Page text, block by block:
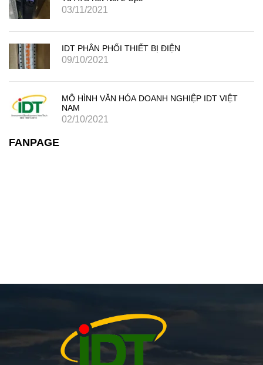
03/11/2021
IDT PHÂN PHỐI THIẾT BỊ ĐIỆN
09/10/2021
MÔ HÌNH VĂN HÓA DOANH NGHIỆP IDT VIỆT
NAM
02/10/2021
FANPAGE